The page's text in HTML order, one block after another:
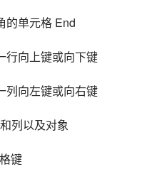
的单元格 End
行向上键或向下键
列向左键或向右键
列以及对象
键